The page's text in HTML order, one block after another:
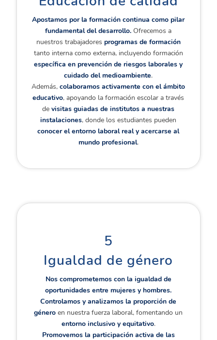
Apostamos por la formación continua como pilar
fundamental del desarrollo. Ofrecemos a
nuestros trabajadores programas de formación
tanto interna como externa, incluyendo formación
específica en prevención de riesgos laborales y
cuidado del medioambiente.
Además,colaboramos activamente con el ámbito
educativo, apoyando la formación escolar a través
devisitas guiadas de institutos a nuestras
instalaciones, donde los estudiantes pueden
conocer el entorno laboral real y acercarse al
mundo profesional.
5
Igualdad de género
Nos comprometemos con la igualdad de
oportunidades entre mujeres y hombres.
Controlamos y analizamos la proporción de
género en nuestra fuerza laboral, fomentando un
entorno inclusivo y equitativo.
Promovemos la participación activa de las